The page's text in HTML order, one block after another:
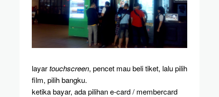
layartouchscreen, pencet mau beli tiket, lalu pilih
film, pilih bangku.
ketika bayar, ada pilihan e-card / membercard